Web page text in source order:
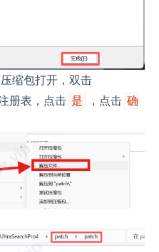
压缩包打开，双击
册表，点击 是 ，点击 确